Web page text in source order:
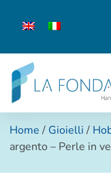
Home / Gioielli /
argento – Perle in